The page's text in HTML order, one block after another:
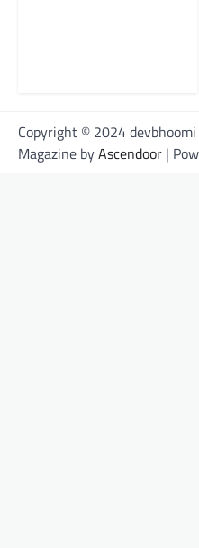
Copyright © 2024
Magazine byAscendoor |